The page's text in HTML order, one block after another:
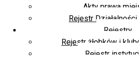
Akty prawa
Rejestr
Rejestry
Rejestr żłobków i
Rejestr